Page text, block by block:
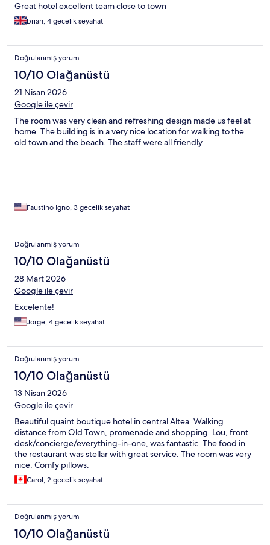
Great hotel excellent team close to town
brian, 4 gecelik seyahat
Doğrulanmış yorum
10/10 Olağanüstü
21 Nisan 2026
Google ile çevir
The room was very clean and refreshing design made us feel at
home. The building is in a very nice location for walking to the
old town and the beach. The staff were all friendly.
Faustino Igno, 3 gecelik seyahat
Doğrulanmış yorum
10/10 Olağanüstü
28 Mart 2026
Google ile çevir
Excelente!
Jorge, 4 gecelik seyahat
Doğrulanmış yorum
10/10 Olağanüstü
13 Nisan 2026
Google ile çevir
Beautiful quaint boutique hotel in central Altea. Walking
distance from Old Town, promenade and shopping. Lou, front
desk/concierge/everything-in-one, was fantastic. The food in
the restaurant was stellar with great service. The room was very
nice. Comfy pillows.
Carol, 2 gecelik seyahat
Doğrulanmış yorum
10/10 Olağanüstü